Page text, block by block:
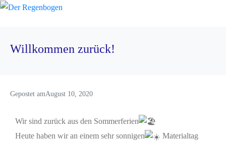
Willkommen zurück!
Gepostet amAugust 10, 2020
Wir sind zurück aus den Sommerferien
Heute haben wir an einem sehr sonnigen
Materialtag